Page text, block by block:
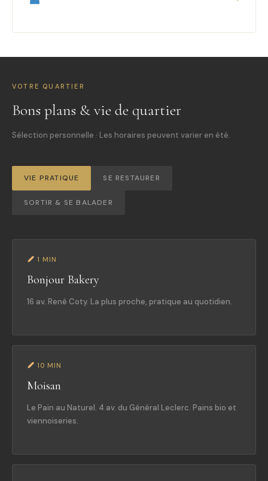
VOTRE QUARTIER
Bons plans & vie de quartier
Sélection personnelle · Les horaires peuvent varier en été.
VIE PRATIQUE SE RESTAURER
SORTIR & SE BALADER
1 MIN
Bonjour Bakery
16 av. René Coty. La plus proche, pratique au quotidien.
10 MIN
Moisan
Le Pain au Naturel. 4 av. du Général Leclerc. Pains bio et
viennoiseries.